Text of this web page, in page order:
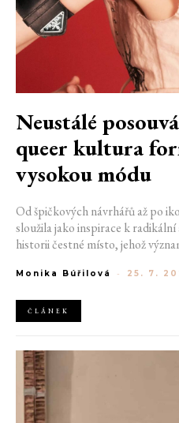
Neustálé
queer kultura
vysokou módu
Od špičkových návrhářů až po
sloužila jako inspirace k
historii čestné místo, jehož
postihům a nebezpečí, fungovalo
druhého a díky velkolepé
společnosti prostor zářit na
Monika Búřilová - 25. 7.
ČLÁNEK